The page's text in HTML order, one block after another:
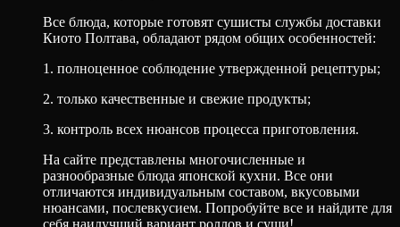
Все блюда, которые готовят сушисты службы доставки
Киото Полтава, обладают рядом общих особенностей:
1. полноценное соблюдение утвержденной рецептуры;
2. только качественные и свежие продукты;
3. контроль всех нюансов процесса приготовления.
На сайте представлены многочисленные и
разнообразные блюда японской кухни. Все они
отличаются индивидуальным составом, вкусовыми
нюансами, послевкусием. Попробуйте все и найдите для
себя наилучший вариант роллов и суши!